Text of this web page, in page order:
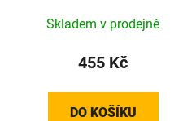
Skladem v prodejně
455 Kč
DO KOŠÍKU